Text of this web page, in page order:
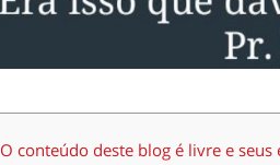
O conteúdo deste blog é livre e